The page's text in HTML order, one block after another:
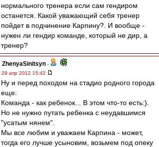
нормального тренера если сам гендиром
останется. Какой уважающий себя тренер
пойдет в подчинение Карпину?. И вообще -
нужен ли гендир команде, который не дир, а
тренер?
ZhenyaSinitsyn -
29 апр 2012 15:42
Ну и перед походом на стадио родного города
еще:
Команда - как ребенок... В этом что-то есть:).
Но не нужно путать ребенка с неудавшимся
"усатым нянем".
Мы все любим и уважаем Карпина - может,
тогда его лучше усыновим, возьмем под опеку